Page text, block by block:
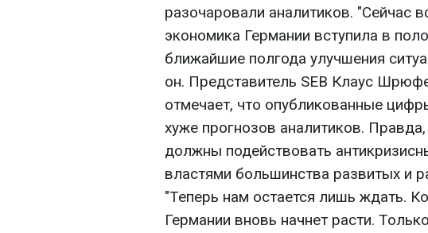
разочаровали аналитиков. "Сейчас
экономика Германии вступила в
ближайшие полгода улучшения
он. Представитель SEB Клаус
отмечает, что опубликованные
хуже прогнозов аналитиков.
должны подействовать
властями большинства развитых и
"Теперь нам остается лишь ждать.
Германии вновь начнет расти.